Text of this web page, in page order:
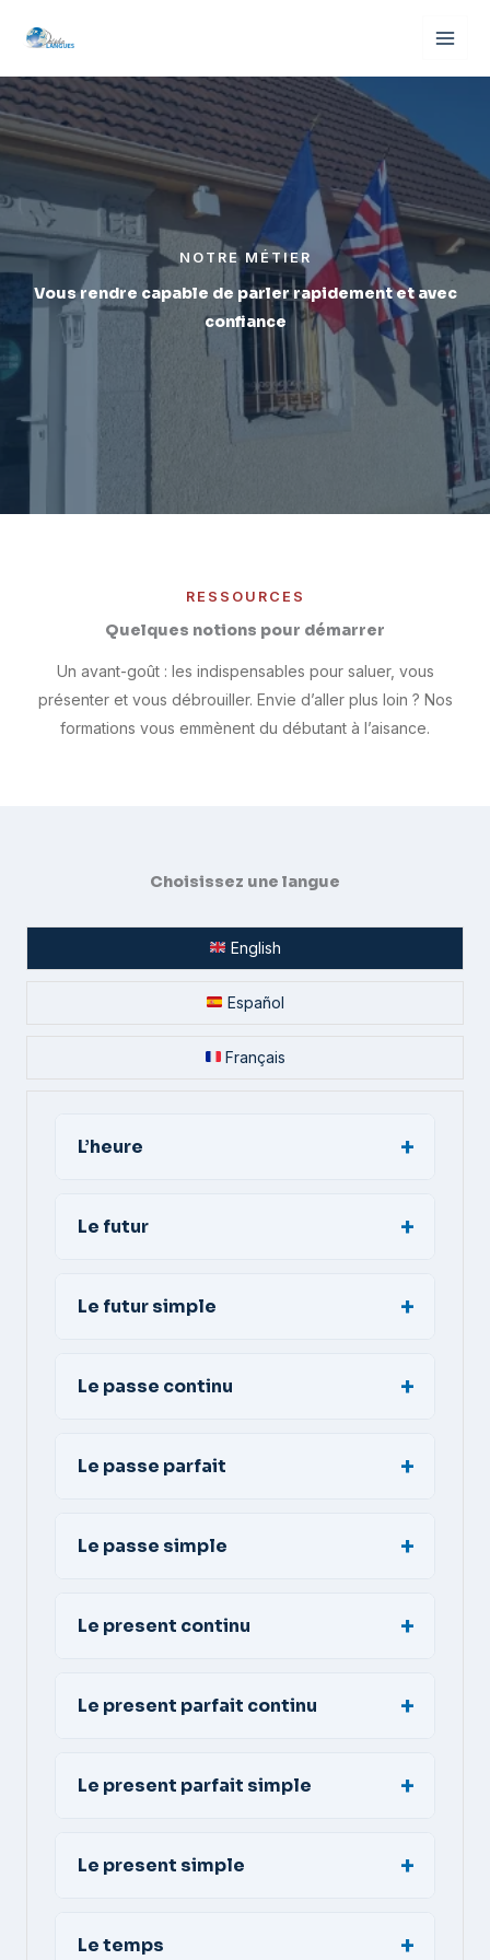
NOTRE MÉTIER
Vous rendre capable de parler rapidement et avec
confiance
RESSOURCES
Quelques notions pour démarrer
Un avant-goût : les indispensables pour saluer, vous
présenter et vous débrouiller. Envie d’aller plus loin ? Nos
formations vous emmènent du débutant à l’aisance.
Choisissez une langue
English
Español
Français
L’heure
Le futur
Le futur simple
Le passe continu
Le passe parfait
Le passe simple
Le present continu
Le present parfait continu
Le present parfait simple
Le present simple
Le temps